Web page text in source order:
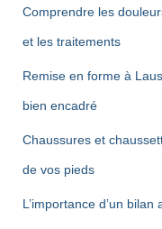
Comprendre les
et les traitements
Remise en forme à
bien encadré
Chaussures et
de vos pieds
L’importance d’un